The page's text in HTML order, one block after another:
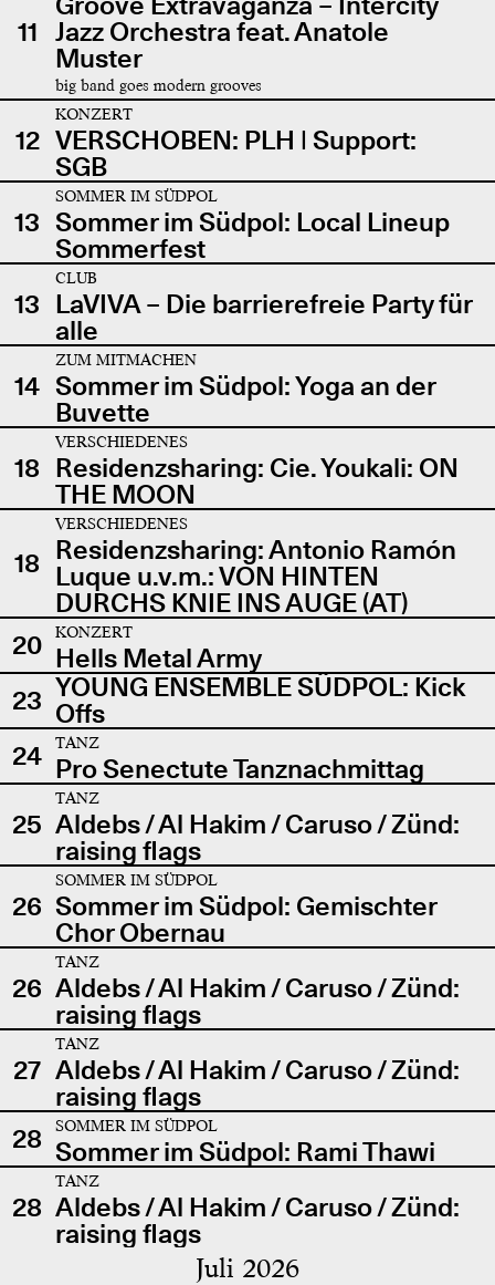
11 Jazz Orchestra feat. Anatole
Muster
big band goes modern grooves
12
KONZERT
VERSCHOBEN: PLH | Support:
SGB
13
SOMMER IM SÜDPOL
Sommer im Südpol: Local Lineup
Sommerfest
13
CLUB
LaVIVA – Die barrierefreie Party für
alle
14
ZUM MITMACHEN
Sommer im Südpol: Yoga an der
Buvette
18
VERSCHIEDENES
Residenzsharing: Cie. Youkali: ON
THE MOON
18
VERSCHIEDENES
Residenzsharing: Antonio Ramón
Luque u.v.m.: VON HINTEN
DURCHS KNIE INS AUGE (AT)
20
KONZERT
Hells Metal Army
23 YOUNG ENSEMBLE SÜDPOL: Kick
Offs
24
TANZ
Pro Senectute Tanznachmittag
25
TANZ
Aldebs / Al Hakim / Caruso / Zünd:
raising flags
26
SOMMER IM SÜDPOL
Sommer im Südpol: Gemischter
Chor Obernau
26
TANZ
Aldebs / Al Hakim / Caruso / Zünd:
raising flags
27
TANZ
Aldebs / Al Hakim / Caruso / Zünd:
raising flags
28
SOMMER IM SÜDPOL
Sommer im Südpol: Rami Thawi
28
TANZ
Aldebs / Al Hakim / Caruso / Zünd:
raising flags
Juli 2026